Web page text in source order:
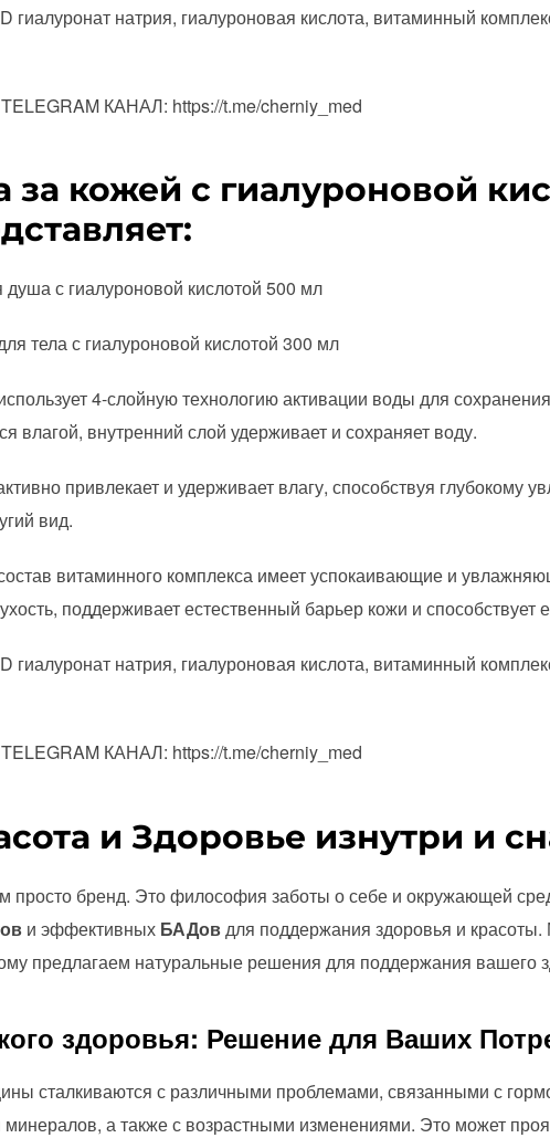
гиалуронат натрия, гиалуроновая кислота, витаминный
КАНАЛ: https://t.me/cherniy_med
за кожей с гиалуроновой
с гиалуроновой кислотой 500 мл
тела с гиалуроновой кислотой 300 мл
4-слойную технологию активации воды для
влагой, внутренний слой удерживает и сохраняет воду.
привлекает и удерживает влагу, способствуя глубокому
вид.
витаминного комплекса имеет успокаивающие и
поддерживает естественный барьер кожи и способствует
гиалуронат натрия, гиалуроновая кислота, витаминный
КАНАЛ: https://t.me/cherniy_med
и Здоровье изнутри и
просто бренд. Это философия заботы о себе и окружающей
и эффективных БАДовдля поддержания здоровья и
предлагаем натуральные решения для поддержания вашего
здоровья: Решение для Ваших
сталкиваются с различными проблемами, связанными с
а также с возрастными изменениями. Это может